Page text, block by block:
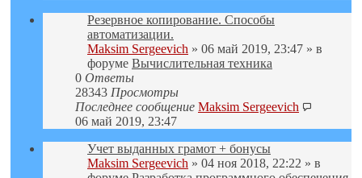
Резервное копирование. Способы
автоматизации.
Maksim Sergeevich » 06 май 2019, 23:47 » в
форуме Вычислительная техника
0 Ответы
28343 Просмотры
Последнее сообщение Maksim Sergeevich
06 май 2019, 23:47
Учет выданных грамот + бонусы
Maksim Sergeevich » 04 ноя 2018, 22:22 » в